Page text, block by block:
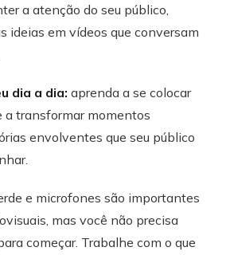
a atenção do seu público,
ideias em vídeos que conversam
dia a dia: aprenda a se colocar
a transformar momentos
envolventes que seu público
e microfones são importantes
mas você não precisa
começar. Trabalhe com o que